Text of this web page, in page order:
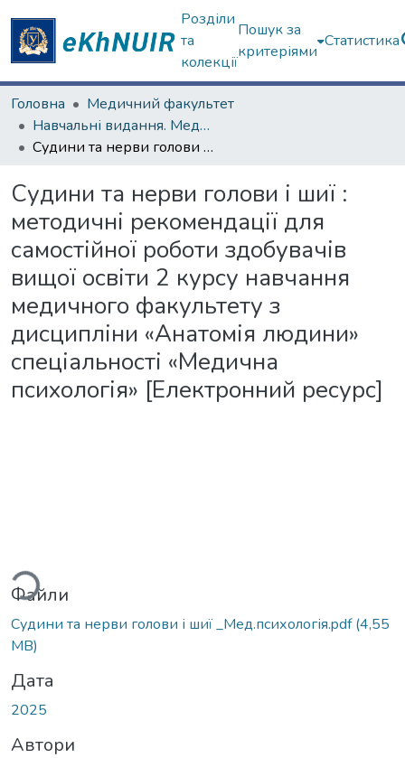
Розділи
та
колекції
Пошук за
критеріями
Статистика
Головна
Медичний факультет
Навчальні видання. Медичний факультет
Судини та нерви голови і шиї : методичні рекомендації для самостійної роботи здобувачів вищої освіти 2 курсу навчання медичного факультету з дисципліни «Анатомія людини» спеціальності «Медична психологія» [Електронний ресурс]
Судини та нерви голови і шиї :
методичні рекомендації для
самостійної роботи здобувачів
вищої освіти 2 курсу навчання
медичного факультету з
дисципліни «Анатомія людини»
спеціальності «Медична
психологія» [Електронний ресурс]
Файли
Судини та нерви голови і шиї _Мед.психологія.pdf(4,55
MB)
Дата
2025
Автори